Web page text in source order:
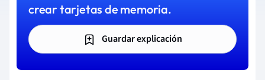
crear tarjetas de memoria.
Guardar explicación